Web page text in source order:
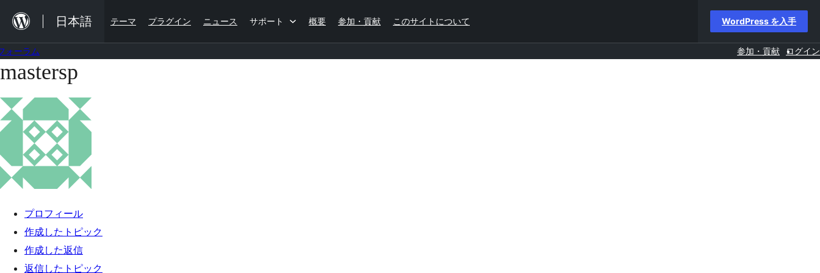
を
キ
ッ
プ
日本語 テーマ プラグイン ニュース サポート 概要 参加・貢献 このサイトについて WordPress を入手
ォーラム 参加・貢献 ログイン
コ
テ
ン
へ
ス
mastersp
プロフィール
作成したトピック
作成した返信
返信したトピック